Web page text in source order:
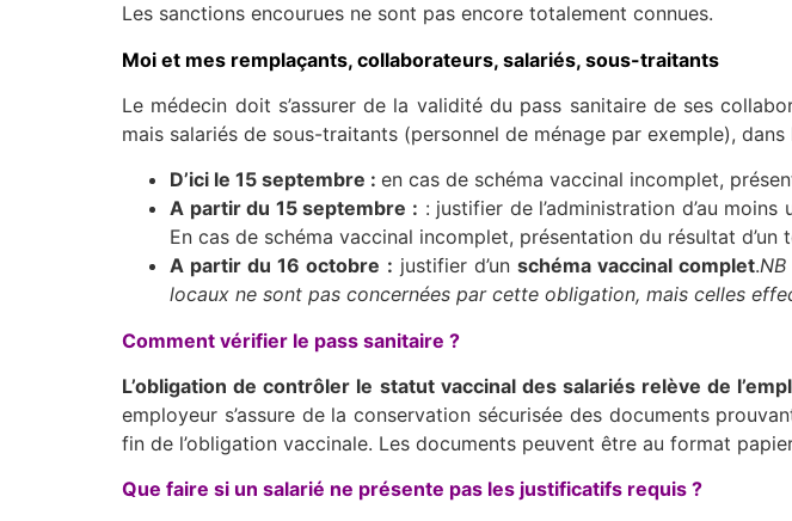
Les sanctions encourues ne sont pas encore totalement connues.
Moi et mes remplaçants, collaborateurs, salariés, sous-traitants
Le médecin doit s’assurer de la validité du pass sanitaire de ses
mais salariés de sous-traitants (personnel de ménage par exemple),
D’ici le 15 septembre : en cas de schéma vaccinal incomplet,
A partir du 15 septembre : : justifier de l’administration d’au
En cas de schéma vaccinal incomplet, présentation du résultat
A partir du 16 octobre : justifier d’un schéma vaccinal complet.
locaux ne sont pas concernées par cette obligation, mais celles
Comment vérifier le pass sanitaire ?
L’obligation de contrôler le statut vaccinal des salariés relève de
employeur s’assure de la conservation sécurisée des documents
fin de l’obligation vaccinale. Les documents peuvent être au format
Que faire si un salarié ne présente pas les justificatifs requis ?